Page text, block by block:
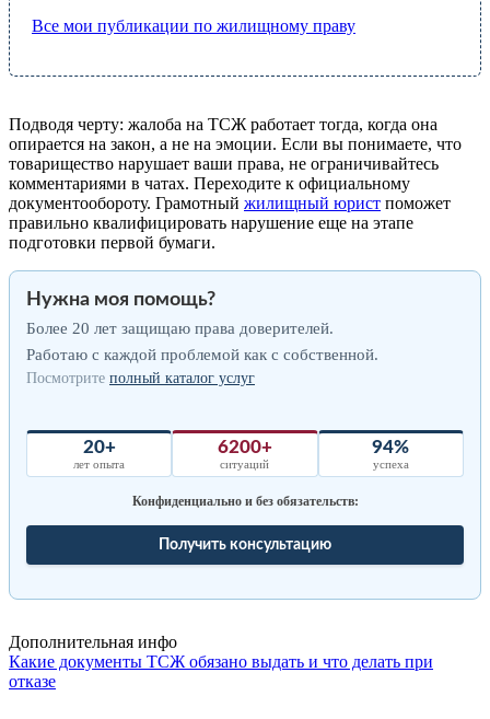
Все мои публикации по жилищному праву
Подводя черту: жалоба на ТСЖ работает тогда, когда она
опирается на закон, а не на эмоции. Если вы понимаете, что
товарищество нарушает ваши права, не ограничивайтесь
комментариями в чатах. Переходите к официальному
документообороту. Грамотный жилищный юрист поможет
правильно квалифицировать нарушение еще на этапе
подготовки первой бумаги.
Нужна моя помощь?
Более 20 лет защищаю права доверителей.
Работаю с каждой проблемой как с собственной.
Посмотрите полный каталог услуг
20+
лет опыта
6200+
ситуаций
94%
успеха
Конфиденциально и без обязательств:
Получить консультацию
Дополнительная инфо
Какие документы ТСЖ обязано выдать и что делать при
отказе